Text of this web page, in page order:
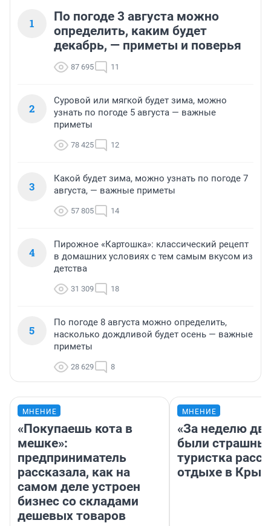
1
По погоде 3 августа можно
определить, каким будет
декабрь, — приметы и поверья
87 695 11
2
Суровой или мягкой будет зима, можно
узнать по погоде 5 августа — важные
приметы
78 425 12
3
Какой будет зима, можно узнать по погоде 7
августа, — важные приметы
57 805 14
4
Пирожное «Картошка»: классический рецепт
в домашних условиях с тем самым вкусом из
детства
31 309 18
5
По погоде 8 августа можно определить,
насколько дождливой будет осень — важные
приметы
28 629 8
МНЕНИЕ
«Покупаешь кота в
мешке»:
предприниматель
рассказала, как на
самом деле устроен
бизнес со складами
дешевых товаров
МНЕНИЕ
«За неделю
были
туристка
отдыхе в